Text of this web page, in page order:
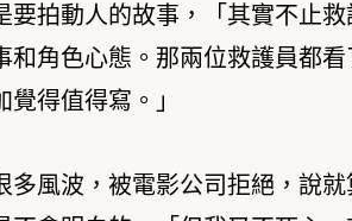
要拍動人的故事，「其實不止
和角色心態。那兩位救護員都
得值得寫。」
多風波，被電影公司拒絕，說